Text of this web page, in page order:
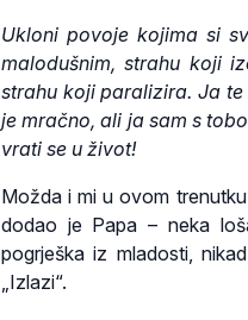
Ukloni povoje kojima si
malodušnim, strahu koji
strahu koji paralizira. Ja
je mračno, ali ja sam s
vrati se u život!
Možda i mi u ovom
dodao je Papa – neka
pogrješka iz mladosti,
„Izlazi“.